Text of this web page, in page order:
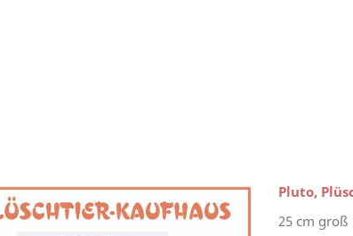
Pluto,
25 cm groß